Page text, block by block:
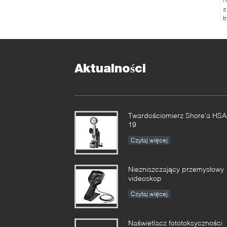
Aktualności
Twardościomierz Shore'a
19
Czytaj więcej
Niezniszczający przemysłowy
videoskop
Czytaj więcej
Naświetlacz fototoksyczności